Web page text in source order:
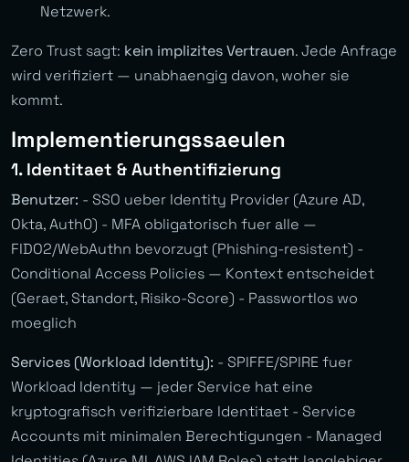
Netzwerk.
Zero Trust sagt: kein implizites Vertrauen. Jede Anfrage
wird verifiziert — unabhaengig davon, woher sie
kommt.
Implementierungssaeulen
1. Identitaet & Authentifizierung
Benutzer: - SSO ueber Identity Provider (Azure AD,
Okta, Auth0) - MFA obligatorisch fuer alle —
FIDO2/WebAuthn bevorzugt (Phishing-resistent) -
Conditional Access Policies — Kontext entscheidet
(Geraet, Standort, Risiko-Score) - Passwortlos wo
moeglich
Services (Workload Identity): - SPIFFE/SPIRE fuer
Workload Identity — jeder Service hat eine
kryptografisch verifizierbare Identitaet - Service
Accounts mit minimalen Berechtigungen - Managed